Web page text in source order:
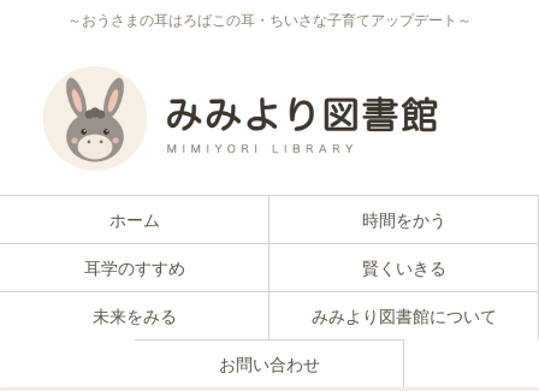
～おうさまの耳はろばこの耳・ちいさな子育てアップデート～
ホーム 時間をかう
耳学のすすめ 賢くいきる
未来をみる みみより図書館について
お問い合わせ